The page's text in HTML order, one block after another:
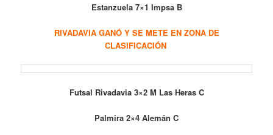
Estanzuela 7×1 Impsa B
RIVADAVIA GANÓ Y SE METE EN ZONA DE
CLASIFICACIÓN
Futsal Rivadavia 3×2 M Las Heras C
Palmira 2×4 Alemán C